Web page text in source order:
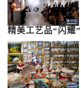
精美工艺品“闪耀